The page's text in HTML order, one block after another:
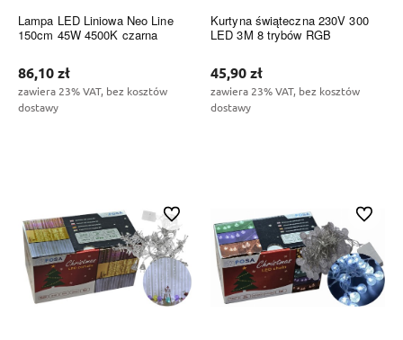
Lampa LED Liniowa Neo Line
150cm 45W 4500K czarna
86,10 zł
zawiera 23% VAT, bez kosztów
dostawy
Kurtyna świąteczna 230V 300
LED 3M 8 trybów RGB
45,90 zł
zawiera 23% VAT, bez kosztów
dostawy
Do ulubionych Do